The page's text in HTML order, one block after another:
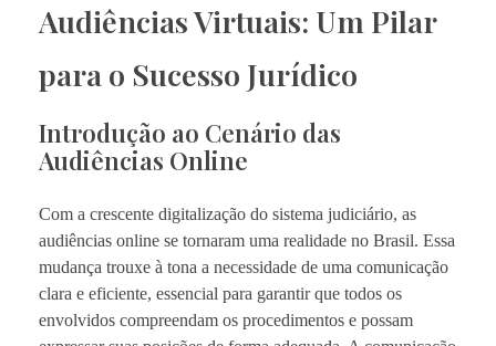
Audiências Virtuais: Um Pilar
para o Sucesso Jurídico
Introdução ao Cenário das
Audiências Online
Com a crescente digitalização do sistema judiciário, as
audiências online se tornaram uma realidade no Brasil. Essa
mudança trouxe à tona a necessidade de uma comunicação
clara e eficiente, essencial para garantir que todos os
envolvidos compreendam os procedimentos e possam